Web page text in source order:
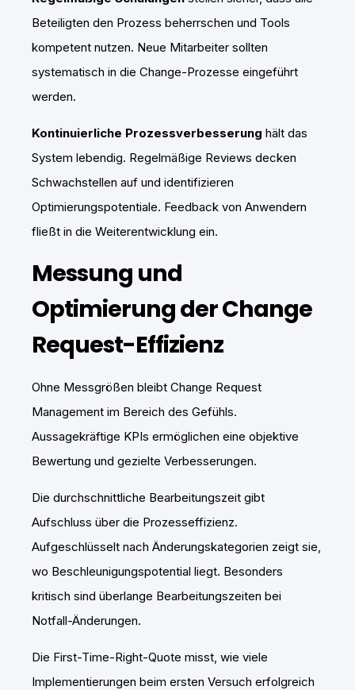
Beteiligten den Prozess beherrschen und Tools
kompetent nutzen. Neue Mitarbeiter sollten
systematisch in die Change-Prozesse eingeführt
werden.
Kontinuierliche Prozessverbesserung hält das
System lebendig. Regelmäßige Reviews decken
Schwachstellen auf und identifizieren
Optimierungspotentiale. Feedback von Anwendern
fließt in die Weiterentwicklung ein.
Messung und
Optimierung der Change
Request-Effizienz
Ohne Messgrößen bleibt Change Request
Management im Bereich des Gefühls.
Aussagekräftige KPIs ermöglichen eine objektive
Bewertung und gezielte Verbesserungen.
Die durchschnittliche Bearbeitungszeit gibt
Aufschluss über die Prozesseffizienz.
Aufgeschlüsselt nach Änderungskategorien zeigt sie,
wo Beschleunigungspotential liegt. Besonders
kritisch sind überlange Bearbeitungszeiten bei
Notfall-Änderungen.
Die First-Time-Right-Quote misst, wie viele
Implementierungen beim ersten Versuch erfolgreich